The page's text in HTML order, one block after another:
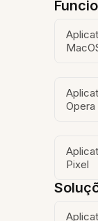
Opera
Pixel